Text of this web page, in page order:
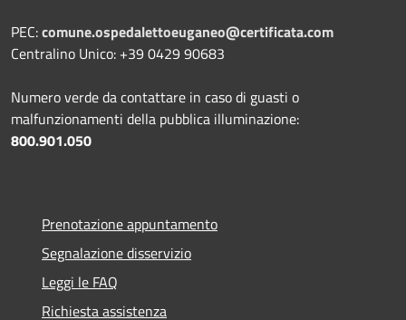
PEC:comune.ospedalettoeuganeo@certificata.com
Centralino Unico: +39 0429 90683
Numero verde da contattare in caso di guasti o
malfunzionamenti della pubblica illuminazione:
800.901.050
Prenotazione appuntamento
Segnalazione disservizio
Leggi le FAQ
Richiesta assistenza